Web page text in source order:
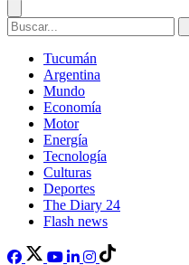
Tucumán
Argentina
Mundo
Economía
Motor
Energía
Tecnología
Culturas
Deportes
The Diary 24
Flash news